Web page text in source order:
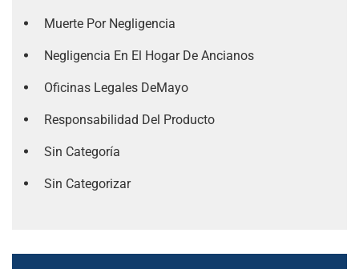
Muerte Por Negligencia
Negligencia En El Hogar De Ancianos
Oficinas Legales DeMayo
Responsabilidad Del Producto
Sin Categoría
Sin Categorizar